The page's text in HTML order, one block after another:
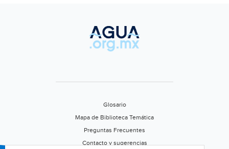
Glosario
Mapa de Biblioteca Temática
Preguntas Frecuentes
Contacto y sugerencias